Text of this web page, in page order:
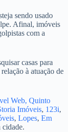
sendo usado
Afinal, imóveis
com a
casas para
à atuação de
Web, Quinto
Imóveis, 123i,
, Lopes, Em
cidade.